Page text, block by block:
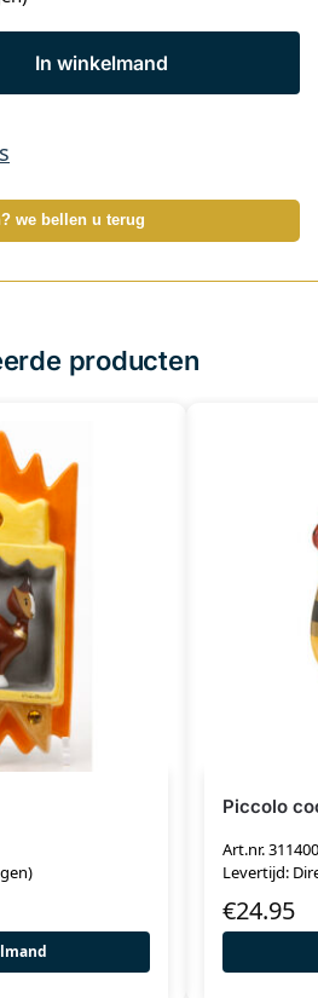
In winkelmand
we bellen u terug
producten
Piccolo
Art.nr.
Levertijd:
€24.95